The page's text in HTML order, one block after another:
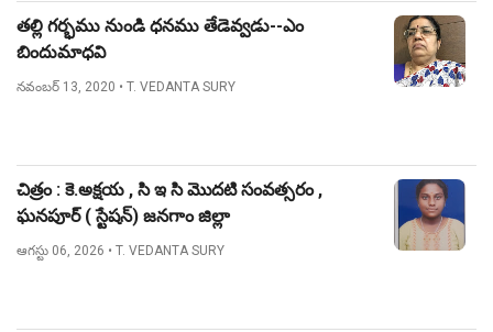
తల్లి గర్భము నుండి ధనము తేడెవ్వడు--ఎం
బిందుమాధవి
నవంబర్ 13, 2020 • T. VEDANTA SURY
చిత్రం : కె.అక్షయ , సి ఇ సి మొదటి సంవత్సరం ,
ఘనపూర్ ( స్టేషన్) జనగాం జిల్లా
ఆగస్టు 06, 2026 • T. VEDANTA SURY